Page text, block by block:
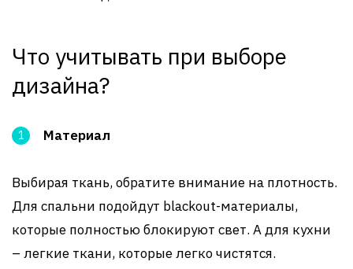
Что учитывать при выборе
дизайна?
Материал
Выбирая ткань, обратите внимание на плотность.
Для спальни подойдут blackout-материалы,
которые полностью блокируют свет. А для кухни
– легкие ткани, которые легко чистятся.